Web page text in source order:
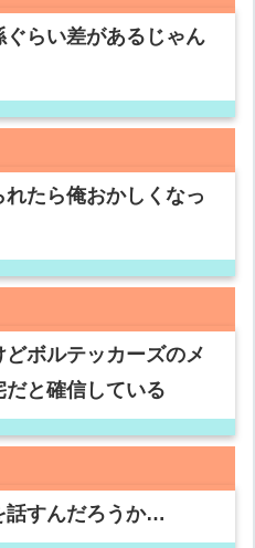
らい差があるじゃん
たら俺おかしくなっ
ボルテッカーズのメ
と確信している
話すんだろうか…